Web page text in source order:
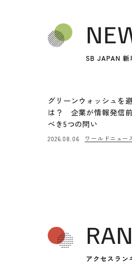
SB JAPAN 新
グリーンウォッシュを
は？ 企業が情報発信
べき5つの問い
2026.08.06 ワールドニュー
アクセスラン